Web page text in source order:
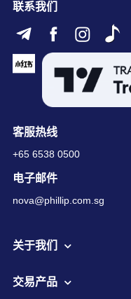
联系我们
客服热线
+65 6538 0500
电子邮件
nova@phillip.com.sg
关于我们
交易产品